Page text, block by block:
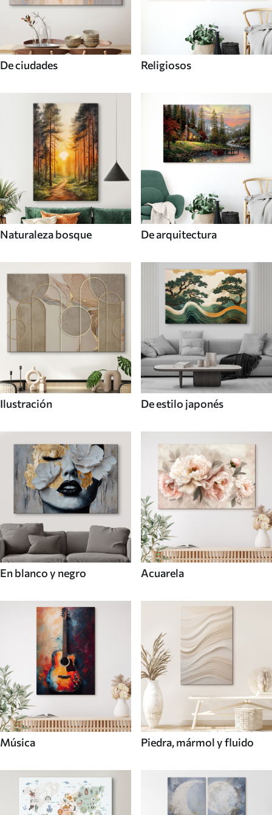
De ciudades Religiosos
Naturaleza bosque De arquitectura
Ilustración De estilo japonés
En blanco y negro Acuarela
Música Piedra, mármol y fluido